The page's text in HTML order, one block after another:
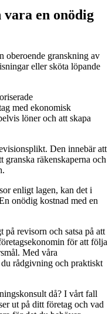
en onödig
oberoende granskning av
eller sköta löpande
med ekonomisk
löner och att skapa
Den innebär att
granska räkenskaperna och
enligt lagen, kan det i
onödig kostnad med en
på revisorn och satsa på att
för att följa
Med våra
rådgivning och praktiskt
då? I vårt fall
ut på ditt företag och vad